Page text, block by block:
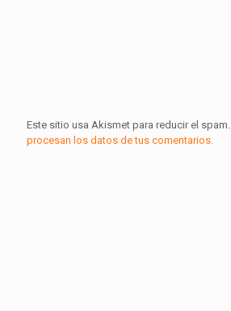
Este sitio usa Akismet para reducir el spam.
procesan los datos de tus comentarios.